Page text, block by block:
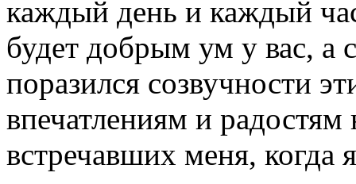
каждый день и каждый
будет добрым ум у вас, а
поразился созвучности
впечатлениям и
встречавших меня, когда